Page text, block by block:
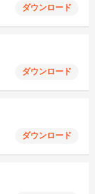
ダウンロード
ダウンロード
ダウンロード